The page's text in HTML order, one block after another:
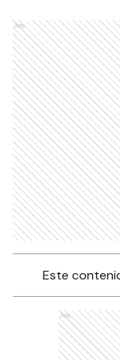
Ads
Este